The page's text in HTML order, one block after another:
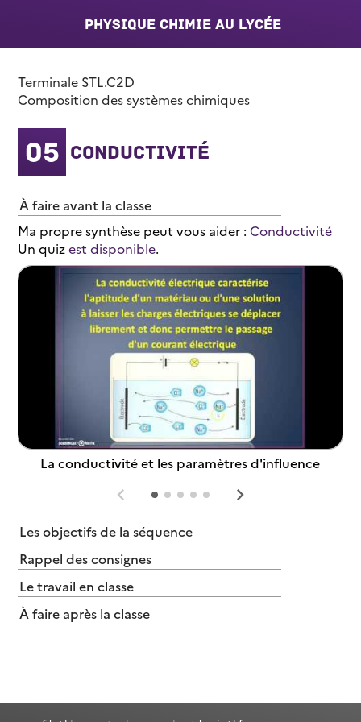
Physique Chimie au lycée
Terminale STL.C2D
Composition des systèmes chimiques
05 Conductivité
À faire avant la classe
Ma propre synthèse peut vous aider : Conductivité
Un quizest disponible.
La conductivité et les paramètres d'influence
Les objectifs de la séquence
Rappel des consignes
Le travail en classe
À faire après la classe